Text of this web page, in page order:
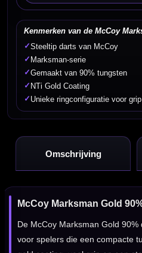
Kenmerken van de McCoy
✓Steeltip darts van McCoy
✓ Marksman-serie
✓Gemaakt van 90% tungsten
✓ NTi Gold Coating
✓ Unieke ringconfiguratie voor
Omschrijving
McCoy Marksman Gold
De McCoy Marksman Gold
voor spelers die een compacte